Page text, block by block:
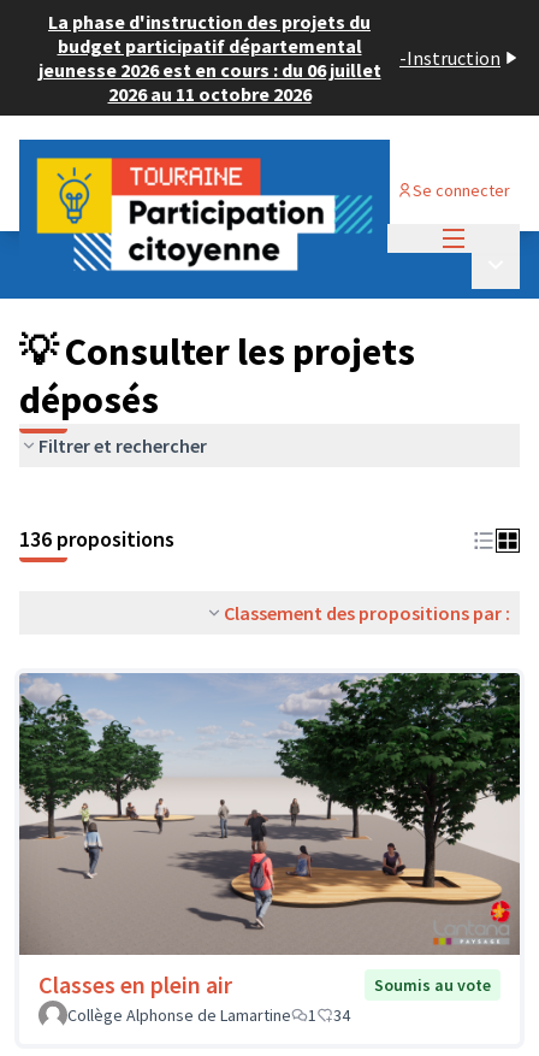
La phase d'instruction des projets du
budget participatif départemental
jeunesse 2026 est en cours : du 06 juillet
2026 au 11 octobre 2026
-Instruction
Se connecter
Budget Participatif JEUNESSE 2024
💡 Consulter les projets déposés
💡 Consulter les projets
déposés
Filtrer et rechercher
136 propositions
Classement des propositions par :
Classes en plein air
Soumis au vote
Collège Alphonse de Lamartine
1 34